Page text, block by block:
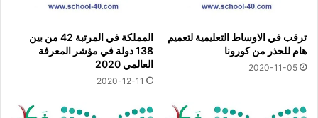
ترقب في الاوساط التعليمية لتعميم
هام للحذر من كورونا
2020-11-05
المملكة في المرتبة 42 من بين
138 دولة في مؤشر المعرفة
العالمي 2020
2020-12-11